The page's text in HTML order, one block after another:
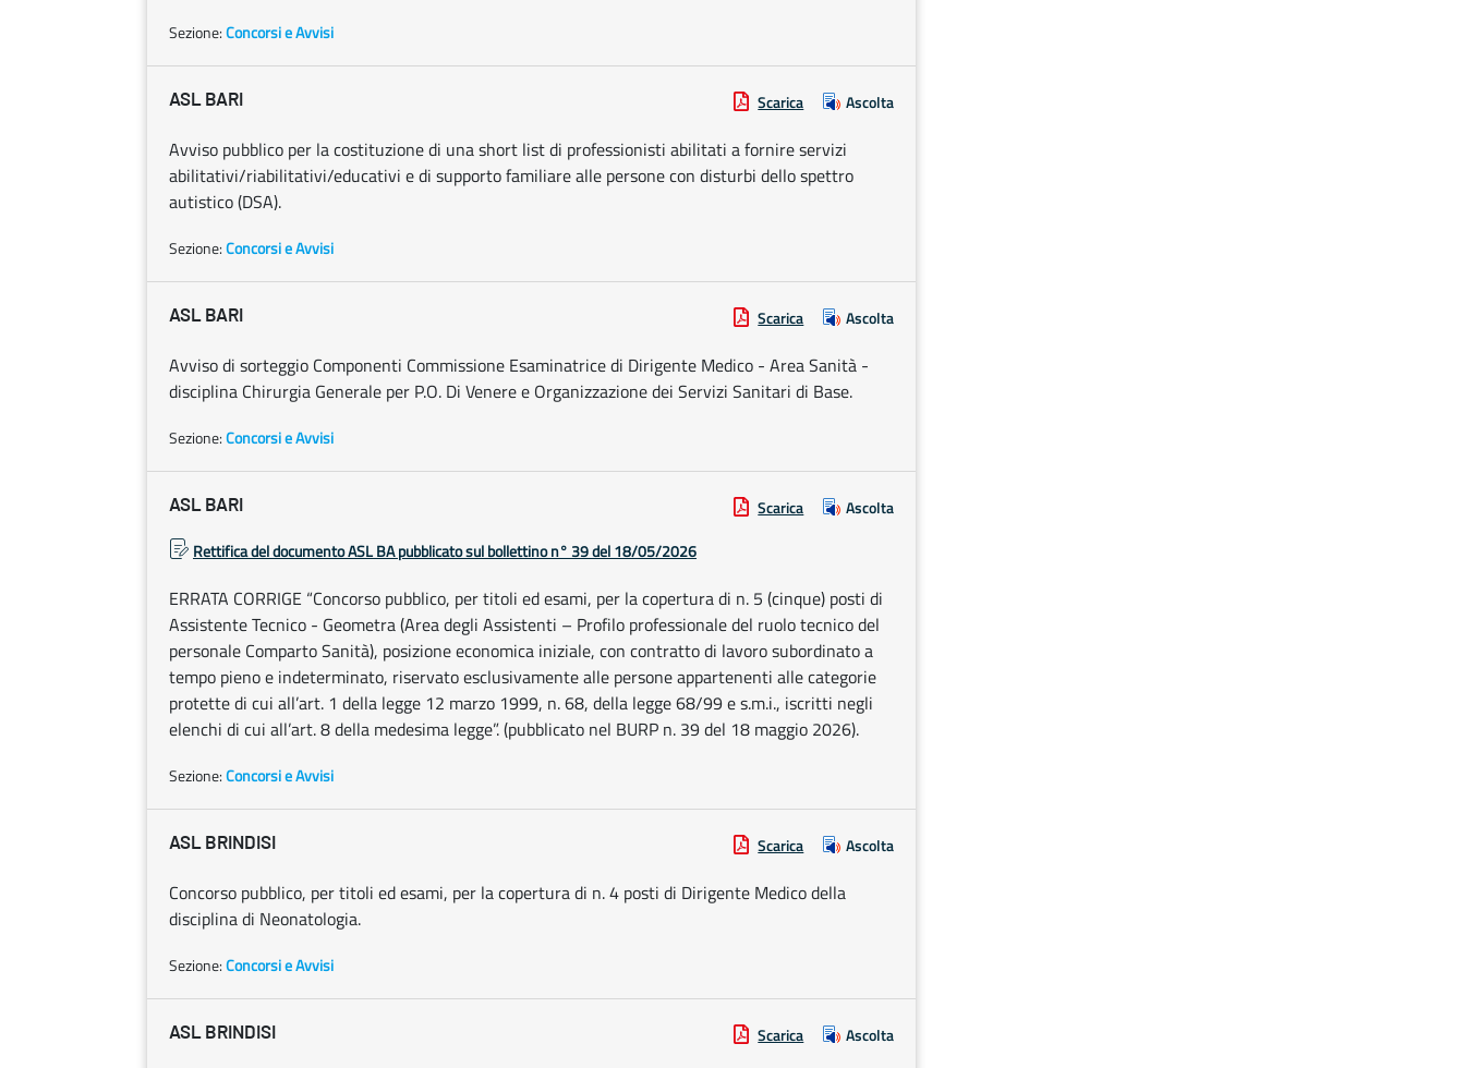
Sezione:Concorsi e Avvisi
ASL BARI Scarica Ascolta
Avviso pubblico per la costituzione di una short list di professionisti abilitati a fornire servizi
abilitativi/riabilitativi/educativi e di supporto familiare alle persone con disturbi dello spettro
autistico (DSA).
Sezione:Concorsi e Avvisi
ASL BARI Scarica Ascolta
Avviso di sorteggio Componenti Commissione Esaminatrice di Dirigente Medico - Area Sanità -
disciplina Chirurgia Generale per P.O. Di Venere e Organizzazione dei Servizi Sanitari di Base.
Sezione:Concorsi e Avvisi
ASL BARI Scarica
Ascolta
Rettifica del documento ASL BA pubblicato sul bollettino n° 39 del 18/05/2026
ERRATA CORRIGE “Concorso pubblico, per titoli ed esami, per la copertura di n. 5 (cinque) posti di
Assistente Tecnico - Geometra (Area degli Assistenti – Profilo professionale del ruolo tecnico del
personale Comparto Sanità), posizione economica iniziale, con contratto di lavoro subordinato a
tempo pieno e indeterminato, riservato esclusivamente alle persone appartenenti alle categorie
protette di cui all’art. 1 della legge 12 marzo 1999, n. 68, della legge 68/99 e s.m.i., iscritti negli
elenchi di cui all’art. 8 della medesima legge”. (pubblicato nel BURP n. 39 del 18 maggio 2026).
Sezione:Concorsi e Avvisi
ASL BRINDISI Scarica Ascolta
Concorso pubblico, per titoli ed esami, per la copertura di n. 4 posti di Dirigente Medico della
disciplina di Neonatologia.
Sezione:Concorsi e Avvisi
ASL BRINDISI Scarica Ascolta